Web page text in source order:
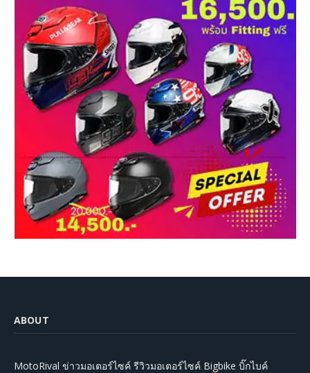
ABOUT
MotoRival ข่าวมอเตอร์ไซค์ รีวิวมอเตอร์ไซค์ Bigbike บิ๊กไบค์